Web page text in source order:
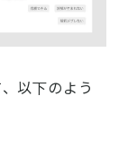
以下のよう